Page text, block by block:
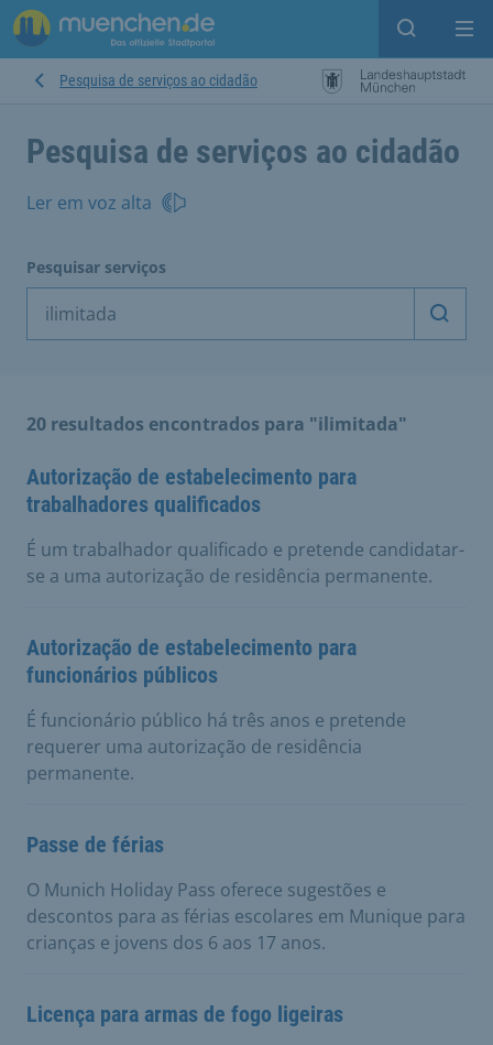
Open
Pesquisa de serviços ao cidadão
Pesquisa de serviços ao cidadão
Ler em voz alta
Pesquisar serviços
20 resultados encontrados para "ilimitada"
Autorização de estabelecimento para
trabalhadores qualificados
É um trabalhador qualificado e pretende candidatar-
se a uma autorização de residência permanente.
Autorização de estabelecimento para
funcionários públicos
É funcionário público há três anos e pretende
requerer uma autorização de residência
permanente.
Passe de férias
O Munich Holiday Pass oferece sugestões e
descontos para as férias escolares em Munique para
crianças e jovens dos 6 aos 17 anos.
Licença para armas de fogo ligeiras